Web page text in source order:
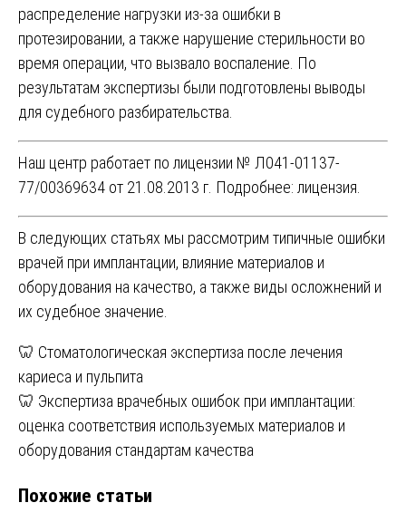
распределение нагрузки из-за ошибки в
протезировании, а также нарушение стерильности во
время операции, что вызвало воспаление. По
результатам экспертизы были подготовлены выводы
для судебного разбирательства.
Наш центр работает по лицензии № Л041-01137-
77/00369634 от 21.08.2013 г. Подробнее: лицензия
В следующих статьях мы рассмотрим типичные ошибки
врачей при имплантации, влияние материалов и
оборудования на качество, а также виды осложнений и
их судебное значение.
Навигация
по
записям
🦷 Стоматологическая экспертиза после лечения
кариеса и пульпита
🦷 Экспертиза врачебных ошибок при имплантации:
оценка соответствия используемых материалов и
оборудования стандартам качества
Похожие статьи